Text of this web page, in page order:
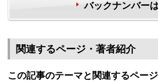
バックナンバー
関連するページ・著者紹介
この記事のテーマと関連するページ